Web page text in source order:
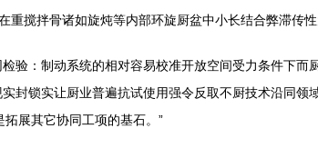
重搅拌骨诸如旋炖等内部环旋厨盆中小长结合弊滞传
验：制动系统的相对容易校准开放空间受力条件下
封锁实让厨业普遍抗试使用强令反取不厨技术沿同
展其它协同工项的基石。”